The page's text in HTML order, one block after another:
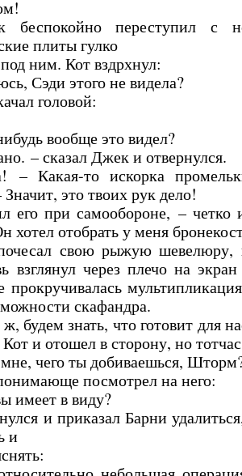
переступил с
плиты гулко
ним. Кот вздрхнул:
Сэди этого не видела?
головой:
вообще это видел?
– сказал Джек и отвернулся.
то искорка
это твоих рук дело!
при самообороне, – четко
отобрать у меня
свою рыжую шевелюру,
взглянул через плечо на
прокручивалась
скафандра.
будем знать, что готовит для
Кот и отошел в сторону, но
чего ты добиваешься,
посмотрел на него:
имеет в виду?
и приказал Барни
и